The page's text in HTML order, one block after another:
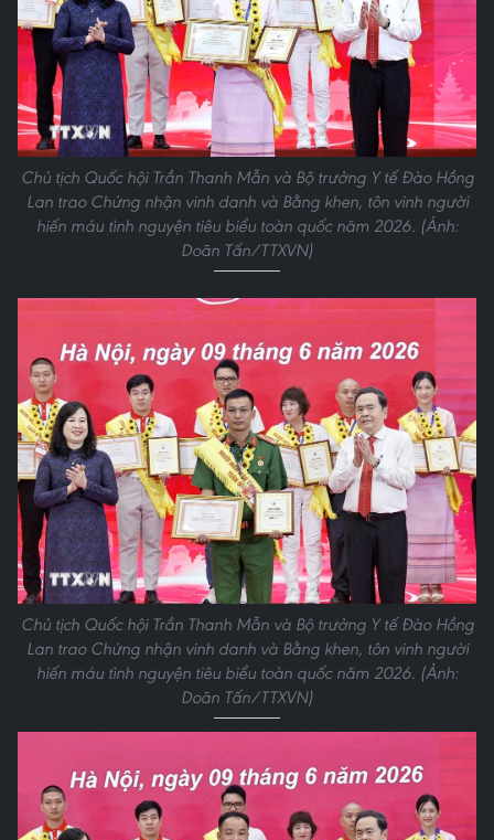
Chủ tịch Quốc hội Trần Thanh Mẫn và Bộ trưởng Y tế Đào Hồng
Lan trao Chứng nhận vinh danh và Bằng khen, tôn vinh người
hiến máu tình nguyện tiêu biểu toàn quốc năm 2026. (Ảnh:
Doãn Tấn/TTXVN)
Chủ tịch Quốc hội Trần Thanh Mẫn và Bộ trưởng Y tế Đào Hồng
Lan trao Chứng nhận vinh danh và Bằng khen, tôn vinh người
hiến máu tình nguyện tiêu biểu toàn quốc năm 2026. (Ảnh:
Doãn Tấn/TTXVN)